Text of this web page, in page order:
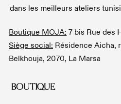
dans les meilleurs ateliers
Boutique MOJA: 7 bis Rue des
Siège social: Résidence Aicha,
Belkhouja, 2070, La Marsa
BOUTIQUE